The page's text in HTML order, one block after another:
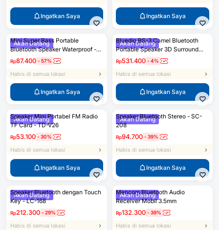
Ingatkan Saya Ingatkan Saya
Akan Datang
Mini Super Bass Portable
Bluetooth Speaker Waterproof -
S1
Rp87.400 - 57%
Habis di semua lokasi
Ingatkan Saya
Akan Datang
Bluedio BS-3 Camel Bluetooth
Portable Speaker 3D Surround
Effect
Rp531.400 - 4%
Habis di semua lokasi
Ingatkan Saya
Akan Datang
Speaker Mini Portabel FM Radio
TF Card - TD-V26
Rp53.100 - 30%
Habis di semua lokasi
Ingatkan Saya
Akan Datang
Speaker Bluetooth Stereo - SC-
208
Rp94.700 - 39%
Habis di semua lokasi
Ingatkan Saya
Akan Datang
Speaker Bluetooth dengan Touch
Key - LC-168
Rp212.300 - 29%
Habis di semua lokasi
Akan Datang
Mencom Bluetooth Audio
Receiver Mobil 3.5mm
Rp132.300 - 39%
Habis di semua lokasi